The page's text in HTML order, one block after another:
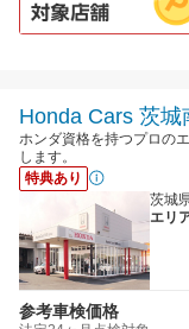
Honda Cars 茨
ホンダ資格を持つプロの
します。
特典あり
茨城
エリ
参考車検価格